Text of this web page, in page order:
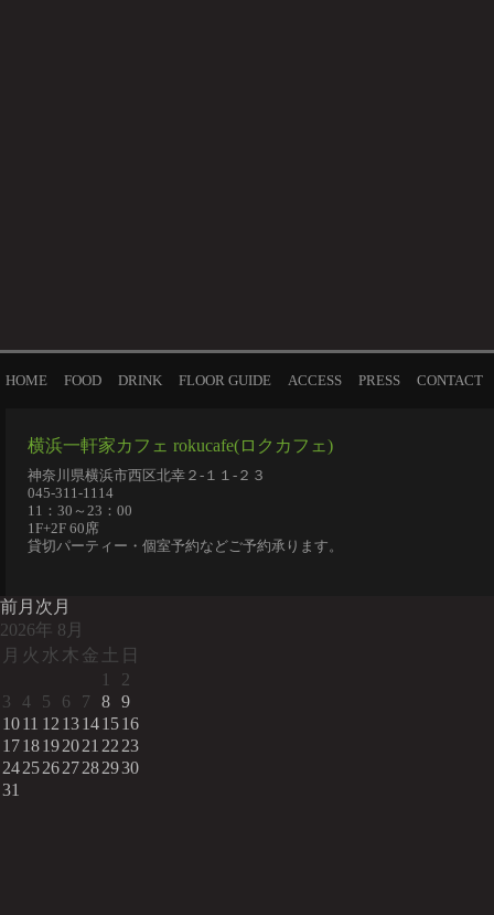
HOME FOOD DRINK FLOOR GUIDE ACCESS PRESS CONTACT
横浜一軒家カフェ rokucafe(ロクカフェ)
神奈川県横浜市西区北幸２-１１-２３
045-311-1114
11：30～23：00
1F+2F 60席
貸切パーティー・個室予約などご予約承ります。
前月 次月
2026年 8月
月 火 水 木 金 土 日
1
2
3
4 5 6 7 8 9
1011 12 13141516
1718192021 22 23
24252627282930
31